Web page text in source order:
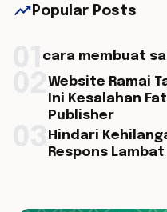
trending_up Popular Posts
cara membuat
Website Ramai
Ini Kesalahan
Publisher
Hindari
Respons Lambat